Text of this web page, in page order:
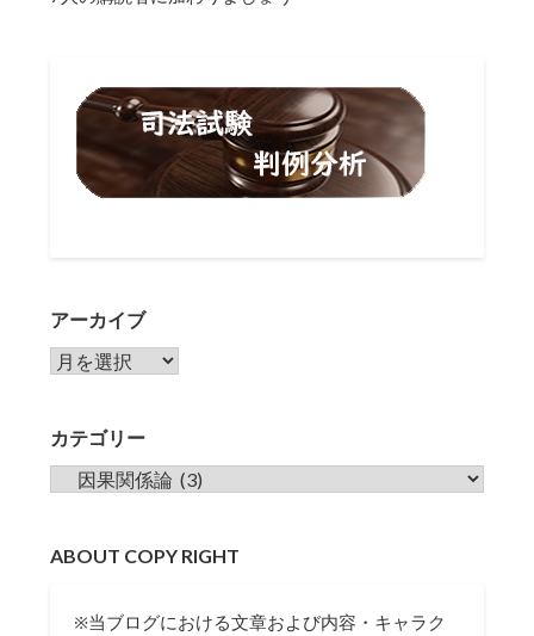
アーカイブ
アーカイブ
カテゴリー
カテゴリー
ABOUT COPY RIGHT
※当ブログにおける文章および内容・キャラク